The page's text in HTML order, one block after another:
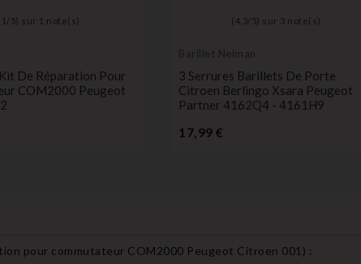
1 / 5) sur 1 note(s)
De Réparation Pour
COM2000 Peugeot
( 4,3/ 5) sur 3 note(s)
Barillet Neiman
3 Serrures Barillets De Porte
Citroen Berlingo Xsara Peugeot
Partner 4162Q4 - 4161H9
17,99 €
pour commutateur COM2000 Peugeot Citroen 001 ) :